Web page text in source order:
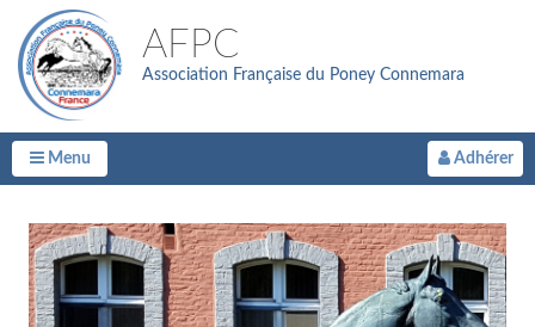
AFPC
Association Française du Poney Connemara
Menu Adhérer